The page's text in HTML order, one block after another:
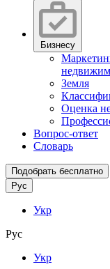
Бизнесу
Земля
Оценка
Вопрос-ответ
Словарь
Подобрать бесплатно
Рус
Укр
Рус
Укр